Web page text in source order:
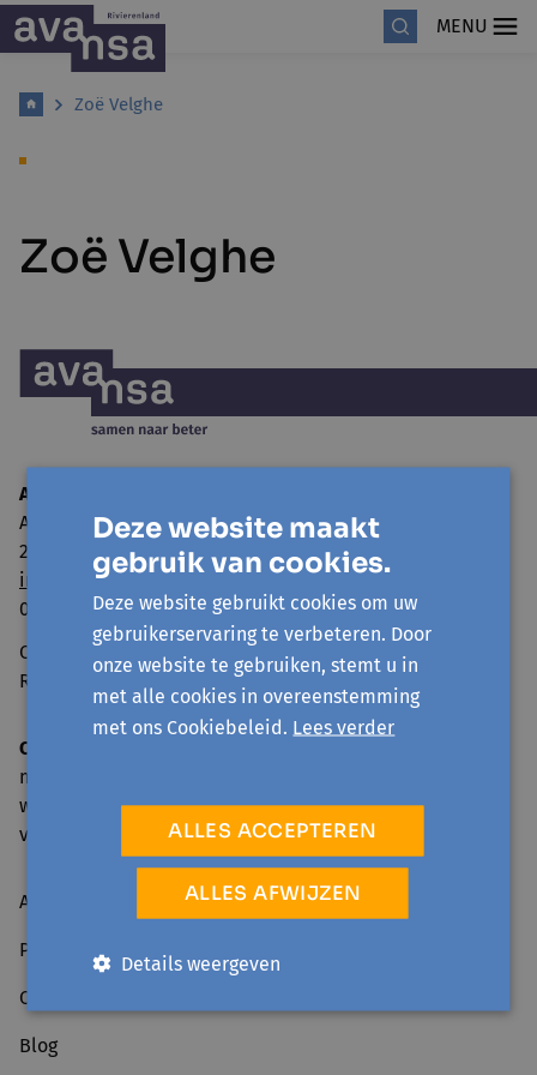
MENU
Zoë Velghe
Zoë Velghe
Avansa Rivierenland
Adegemstraat 79
2800 Mechelen
info@avansa-rivierenland.be
015 44 41 00
Ondernemingsnummer: 0860.552.425
RPR Antwerpen, afdeling Mechelen
Onthaal en telefonische bereikbaarheid
ma: 09.00-17.00 u.
wo, do: 09.00-16.00 u.
vr: 09.00-12.30 u.
Activiteiten
Projecten
Over ons
Blog
Deze website maakt
gebruik van cookies.
Deze website gebruikt cookies om uw
gebruikerservaring te verbeteren. Door
onze website te gebruiken, stemt u in
met alle cookies in overeenstemming
met ons Cookiebeleid. Lees verder
ALLES ACCEPTEREN
ALLES AFWIJZEN
Details weergeven